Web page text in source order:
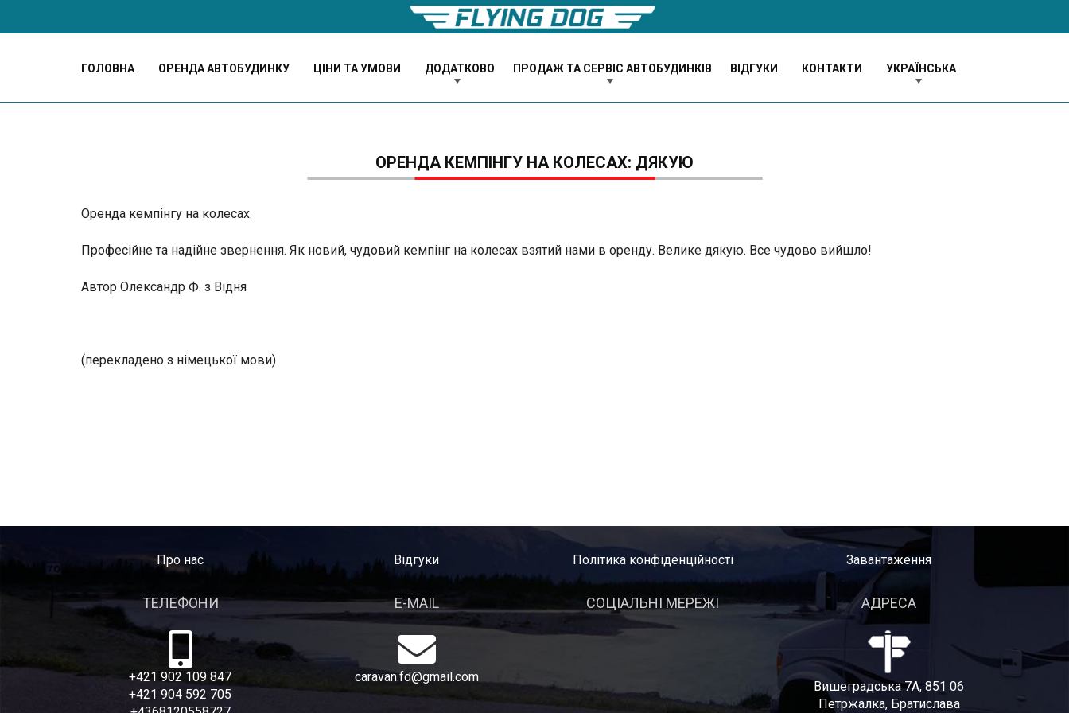
ГОЛОВНА ОРЕНДА АВТОБУДИНКУ ЦІНИ ТА УМОВИ ДОДАТКОВО ПРОДАЖ ТА СЕРВІС АВТОБУДИНКІВ ВІДГУКИ КОНТАКТИ УКРАЇНСЬКА
ОРЕНДА КЕМПІНГУ НА КОЛЕСАХ: ДЯКУЮ
Оренда кемпінгу на колесах.
Професійне та надійне звернення. Як новий, чудовий кемпінг на колесах взятий нами в оренду. Велике дякую. Все чудово вийшло!
Автор Олександр Ф. з Відня
(перекладено з німецької мови)
Про нас Відгуки Політика конфіденційності Завантаження
ТЕЛЕФОНИ
+421 902 109 847
+421 904 592 705
E-MAIL
caravan.fd@gmail.com
СОЦІАЛЬНІ МЕРЕЖІ АДРЕСА
Вишеградська 7A, 851 06
Петржалка, Братислава